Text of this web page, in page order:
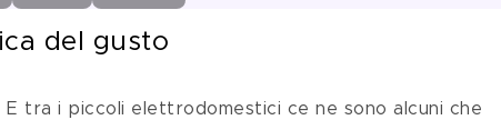
del gusto
E tra i piccoli elettrodomestici ce ne sono alcuni che